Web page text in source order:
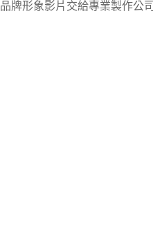
品牌形象影片交給專業製作公司